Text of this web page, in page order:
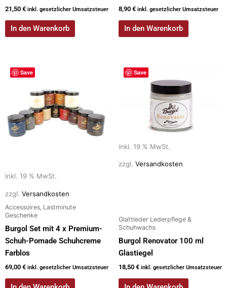
21,50 € inkl. gesetzlicher Umsatzsteuer
In den Warenkorb
8,90 € inkl. gesetzlicher Umsatzsteuer
In den Warenkorb
Save
inkl. 19 % MwSt.
zzgl. Versandkosten
Accessoires, Lastminute
Geschenke
Burgol Set mit 4 x Premium-
Schuh-Pomade Schuhcreme
Farblos
69,00 € inkl. gesetzlicher Umsatzsteuer
Save
inkl. 19 % MwSt.
zzgl. Versandkosten
Glattleder Lederpflege &
Schuhwachs
Burgol Renovator 100 ml
Glastiegel
18,50 € inkl. gesetzlicher Umsatzsteuer